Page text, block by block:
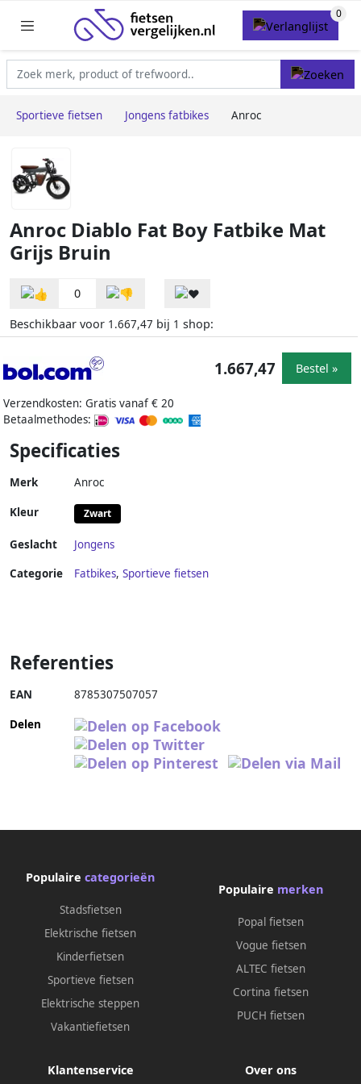
Sportieve fietsen Jongens fatbikes Anroc
Anroc Diablo Fat Boy Fatbike Mat
Grijs Bruin
0
Beschikbaar voor 1.667,47 bij 1 shop:
Verzendkosten: Gratis vanaf € 20
Betaalmethodes:
1.667,47 Bestel »
Specificaties
Merk Anroc
Kleur Zwart
Geslacht
Jongens
Categorie
Fatbikes, Sportieve fietsen
Referenties
EAN 8785307507057
Delen
Populaire categorieën
Stadsfietsen
Elektrische fietsen
Kinderfietsen
Sportieve fietsen
Elektrische steppen
Vakantiefietsen
Populaire merken
Popal fietsen
Vogue fietsen
ALTEC fietsen
Cortina fietsen
PUCH fietsen
Klantenservice Over ons